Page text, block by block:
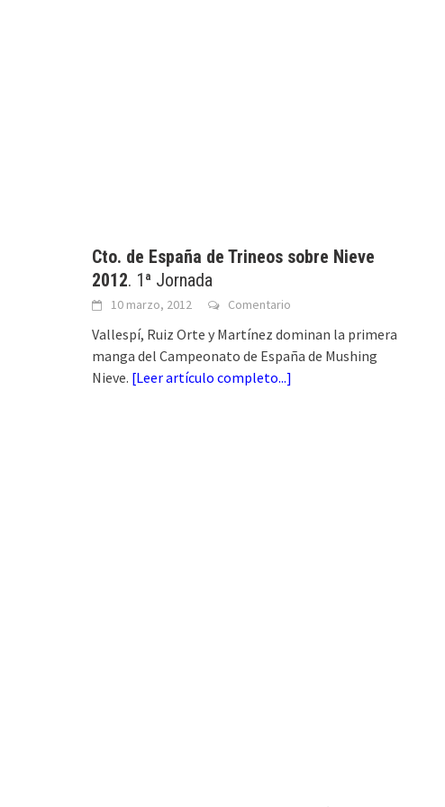
Cto. de España de Trineos sobre Nieve
2012. 1ª Jornada
10 marzo, 2012 Comentario
Vallespí, Ruiz Orte y Martínez dominan la primera
manga del Campeonato de España de Mushing
Nieve. [Leer artículo completo...]